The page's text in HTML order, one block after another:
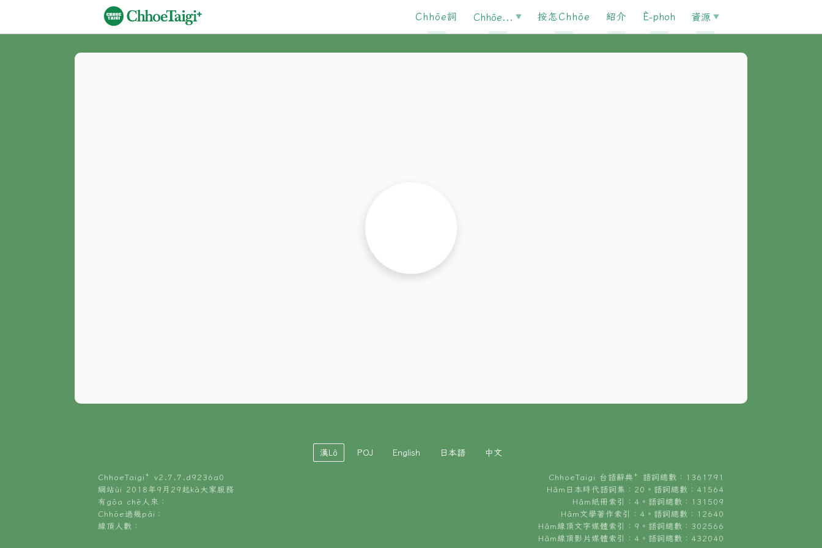
Chhōe詞 Chhōe... 按怎Chhōe 紹介 È-phoh 資源
漢Lô POJ English 日本語 中文
ChhoeTaigi⁺ v2.7.7.d9236a0
網站ùi 2018年9月29起kā大家服務
有gōa chē人來：
Chhōe過幾pái：
線頂人數：
ChhoeTaigi 台語辭典⁺ 語詞總數：1361791
Hâm日本時代語詞集：20。語詞總數：41564
Hâm紙冊索引：4。語詞總數：131509
Hâm文學著作索引：4。語詞總數：12640
Hâm線頂文字媒體索引：9。語詞總數：302566
Hâm線頂影片媒體索引：4。語詞總數：432040